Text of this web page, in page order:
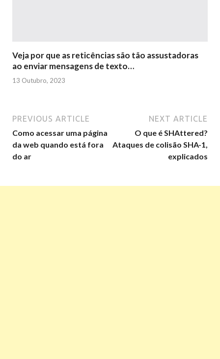
Veja por que as reticências são tão assustadoras
ao enviar mensagens de texto…
13 Outubro, 2023
PREVIOUS ARTICLE
Como acessar uma página
da web quando está fora
do ar
NEXT ARTICLE
O que é SHAttered?
Ataques de colisão SHA-1,
explicados